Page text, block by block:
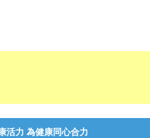
活力 為健康同心合力